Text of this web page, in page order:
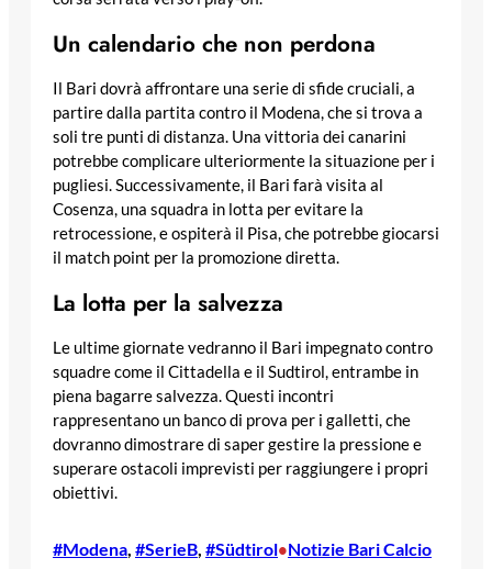
Un calendario che non perdona
Il Bari dovrà affrontare una serie di sfide cruciali, a
partire dalla partita contro il Modena, che si trova a
soli tre punti di distanza. Una vittoria dei canarini
potrebbe complicare ulteriormente la situazione per i
pugliesi. Successivamente, il Bari farà visita al
Cosenza, una squadra in lotta per evitare la
retrocessione, e ospiterà il Pisa, che potrebbe giocarsi
il match point per la promozione diretta.
La lotta per la salvezza
Le ultime giornate vedranno il Bari impegnato contro
squadre come il Cittadella e il Sudtirol, entrambe in
piena bagarre salvezza. Questi incontri
rappresentano un banco di prova per i galletti, che
dovranno dimostrare di saper gestire la pressione e
superare ostacoli imprevisti per raggiungere i propri
obiettivi.
#Modena, #SerieB, #Südtirol•Notizie Bari Calcio